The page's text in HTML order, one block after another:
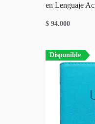
en Lenguaje
$ 94.000
Disponible